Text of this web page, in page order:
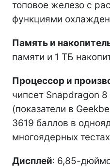
топовое железо с
функциями
Память и
памяти и 1 ТБ
Процессор и
чипсет Snapdragon 8
(показатели в
3619 баллов в
многоядерных
Дисплей: 6,85-